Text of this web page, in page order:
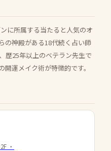
に所属する当たると人気のオ
の神殿がある18代続く占い師
歴25年以上のベテラン先生で
運メイク術が特徴的です。
・